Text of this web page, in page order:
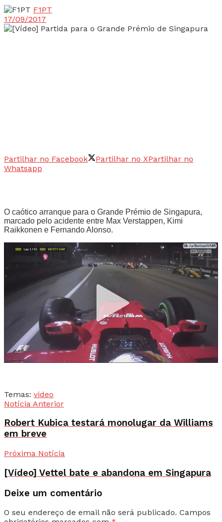
F1PT
17/09/2017
Partilhar no Facebook Partilhar no XPartilhar no
Whatsapp
O caótico arranque para o Grande Prémio de Singapura,
marcado pelo acidente entre Max Verstappen, Kimi
Raikkonen e Fernando Alonso.
Temas: video
Notícia Anterior
Robert Kubica testará monolugar da Williams
em breve
Próxima Notícia
[Vídeo] Vettel bate e abandona em Singapura
Deixe um comentário
O seu endereço de email não será publicado. Campos